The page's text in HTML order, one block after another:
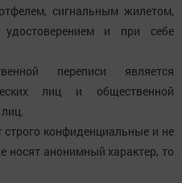
сигнальным жилетом,
и при себе
переписи является
лиц и общественной
строго конфиденциальные и не
анонимный характер, то